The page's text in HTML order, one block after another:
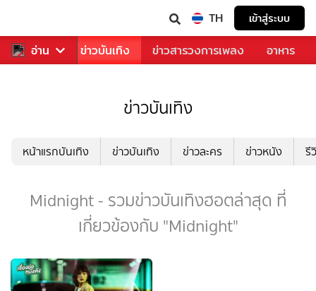
TH เข้าสู่ระบบ
อ่าน
ฬา ข่าว ข่าวบันเทิง ข่าวสารวงการเพลง อาหาร
ข่าวบันเทิง
หน้าแรกบันเทิง ข่าวบันเทิง ข่าวละคร ข่าวหนัง รี
Midnight - รวมข่าวบันเทิงฮอตล่าสุด ที่
เกี่ยวข้องกับ "Midnight"